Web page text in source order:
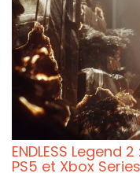
ENDLESS Legend
PS5 et Xbox